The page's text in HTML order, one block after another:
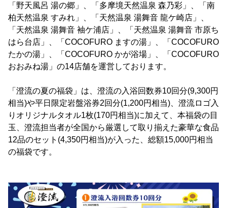
「野天風呂 湯の郷」、「多摩境天然温泉 森乃彩」、「南
柏天然温泉 すみれ」、「天然温泉 湯舞音 龍ケ崎店」、
「天然温泉 湯舞音 袖ケ浦店」、「天然温泉 湯舞音 市原ち
はら台店」、「COCOFURO ますの湯」、「COCOFURO
たかの湯」、「COCOFURO かが浴場」、「COCOFURO
おおみね湯」の14店舗を運営しております。
「澄流の夏の福袋」は、澄流の入浴回数券10回分(9,300円
相当)や平日限定岩盤浴券2回分(1,200円相当)、澄流ロゴ入
りオリジナルタオル1枚(170円相当)に加えて、本福袋の目
玉、澄流担当者が全国から厳選して取り揃えた豪華な食品
12品のセット(4,350円相当)が入った、総額15,000円相当
の福袋です。